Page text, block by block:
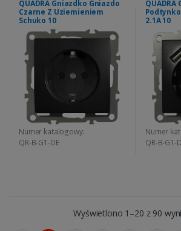
QUADRA Gniazdko Gniazdo
Czarne Z Uziemieniem
Schuko 10
Numer katalogowy:
QR-B-G1-DE
2.1A 10
Numer
QR-B-G1-
Wyświetlono 1–20 z 90